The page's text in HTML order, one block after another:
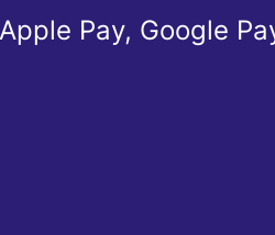
Pay, Google